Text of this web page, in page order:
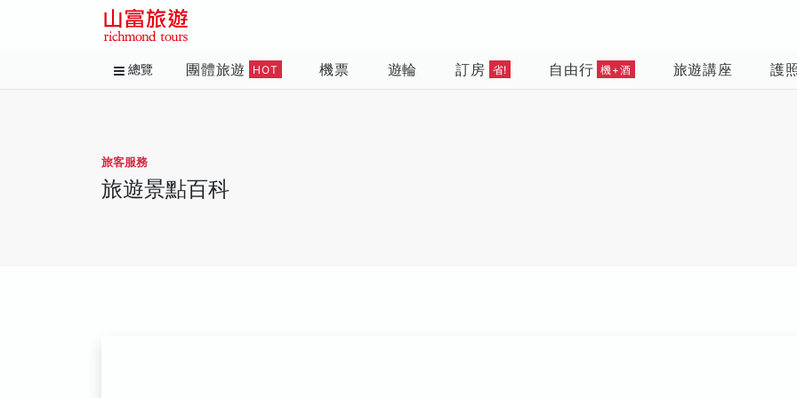
總覽 團體旅遊 HOT 機票 遊輪 訂房 省! 自由行 機+酒 旅遊講座 護
旅客服務
旅遊景點百科